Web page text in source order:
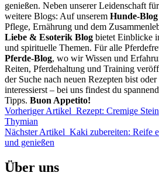
genießen. Neben unserer Leidenschaft
weitere Blogs: Auf unserem Hunde-Blog
Pflege, Ernährung und dem
Liebe & Esoterik Blog bietet Einblicke
und spirituelle Themen. Für alle
Pferde-Blog, wo wir Wissen und
Reiten, Pferdehaltung und Training
der Suche nach neuen Rezepten bist
interessierst – bei uns findest du
Tipps. Buon Appetito!
Vorheriger Artikel Rezept: Cremige
Thymian
Nächster Artikel Kaki zubereiten: Reife
und genießen
Über uns